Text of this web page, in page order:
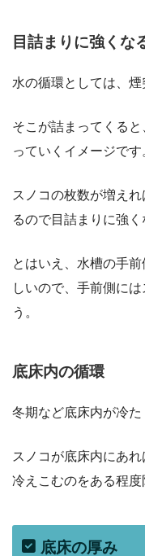
目詰まりに強くな
水の循環としては、煙
そこが詰まってくる
っていくイメージです。
スノコの枚数が増え
るので目詰まりに強く
とはいえ、水槽の手
しいので、手前側に
う。
底床内の循環
冬期など底床内が冷た
スノコが底床内にあ
冷えこむのをある程度
底床の厚み